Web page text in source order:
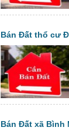
Bán Đất thổ cư
Bán Đất xã Bình